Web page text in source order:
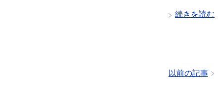
続きを読む
以前の記事